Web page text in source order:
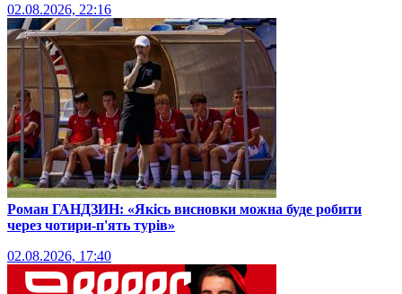
02.08.2026, 22:16
Роман ГАНДЗИН: «Якісь висновки можна буде робити
через чотири-п'ять турів»
02.08.2026, 17:40